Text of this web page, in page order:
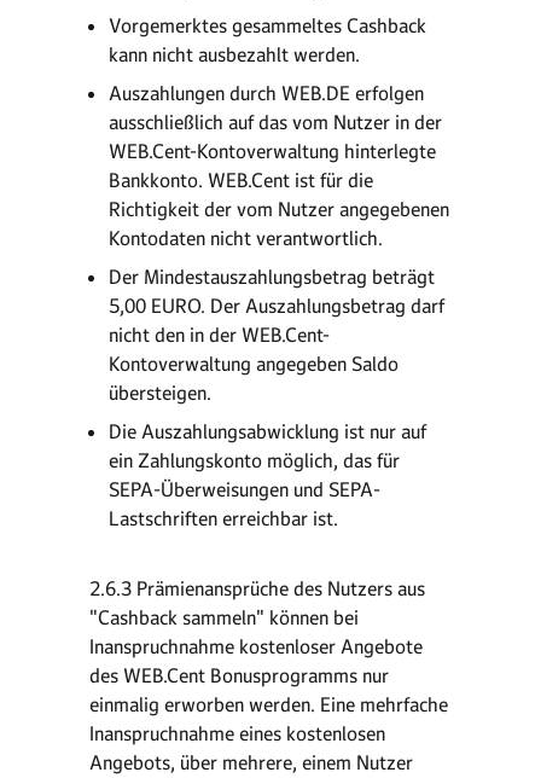
Vorgemerktes gesammeltes Cashback
kann nicht ausbezahlt werden.
Auszahlungen durch WEB.DE erfolgen
ausschließlich auf das vom Nutzer in der
WEB.Cent-Kontoverwaltung hinterlegte
Bankkonto. WEB.Cent ist für die
Richtigkeit der vom Nutzer angegebenen
Kontodaten nicht verantwortlich.
Der Mindestauszahlungsbetrag beträgt
5,00 EURO. Der Auszahlungsbetrag darf
nicht den in der WEB.Cent-
Kontoverwaltung angegeben Saldo
übersteigen.
Die Auszahlungsabwicklung ist nur auf
ein Zahlungskonto möglich, das für
SEPA-Überweisungen und SEPA-
Lastschriften erreichbar ist.
2.6.3 Prämienansprüche des Nutzers aus
"Cashback sammeln" können bei
Inanspruchnahme kostenloser Angebote
des WEB.Cent Bonusprogramms nur
einmalig erworben werden. Eine mehrfache
Inanspruchnahme eines kostenlosen
Angebots, über mehrere, einem Nutzer